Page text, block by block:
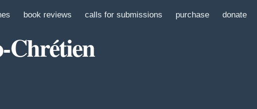
book reviews calls for submissions purchase donate
Chrétien